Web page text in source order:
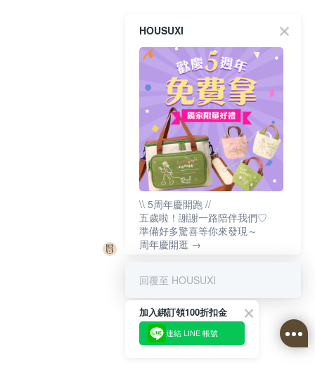
HOUSUXI
\\ 5周年慶開跑 //
五歲啦！謝謝一路陪伴我們♡
準備好多驚喜等你來發現～
周年慶開逛 →
回覆至 HOUSUXI
加入綁訂領100折扣金
連結 LINE 帳號